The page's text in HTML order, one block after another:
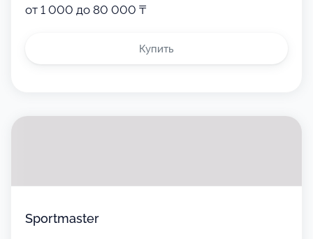
от 1 000 до 80 000 ₸
Купить
Sportmaster